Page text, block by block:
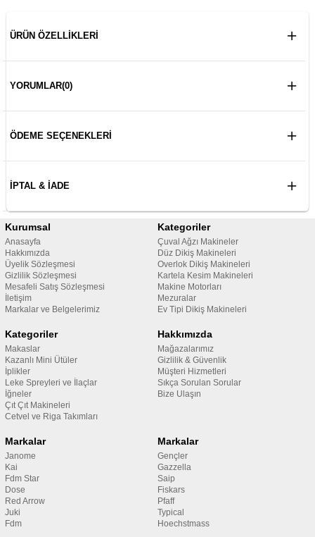
ÜRÜN ÖZELLIKLERI
YORUMLAR(0)
ÖDEME SEÇENEKLERI
İPTAL & İADE
Kurumsal
Anasayfa
Hakkımızda
Üyelik Sözleşmesi
Gizlilik Sözleşmesi
Mesafeli Satış Sözleşmesi
İletişim
Markalar ve Belgelerimiz
Kategoriler
Çuval Ağzı Makineler
Düz Dikiş Makineleri
Overlok Dikiş Makineleri
Kartela Kesim Makineleri
Makine Motorları
Mezuralar
Ev Tipi Dikiş Makineleri
Kategoriler
Makaslar
Kazanlı Mini Ütüler
İplikler
Leke Spreyleri ve İlaçlar
İğneler
Çıt Çıt Makineleri
Cetvel ve Riga Takımları
Hakkımızda
Mağazalarımız
Gizlilik & Güvenlik
Müşteri Hizmetleri
Sıkça Sorulan Sorular
Bize Ulaşın
Markalar
Janome
Kai
Fdm Star
Dose
Red Arrow
Juki
Fdm
Markalar
Gençler
Gazzella
Saip
Fiskars
Pfaff
Typical
Hoechstmass